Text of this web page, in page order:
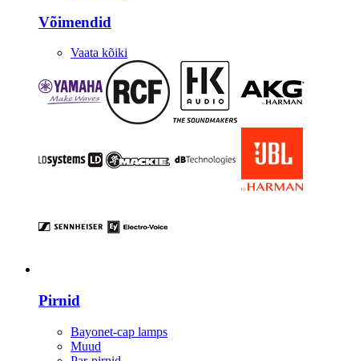
Võimendid
Vaata kõiki
Pirnid
Bayonet-cap lamps
Muud